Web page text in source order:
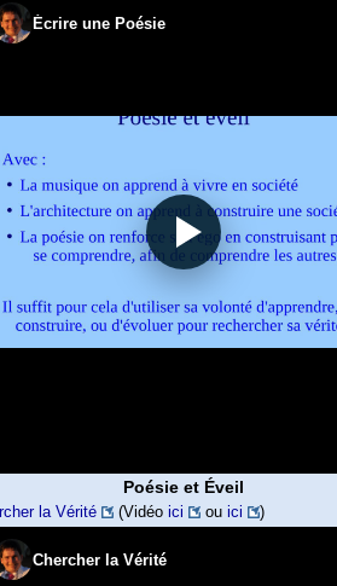
Poésie et Éveil
la Vérité (Vidéo ici ou ici )